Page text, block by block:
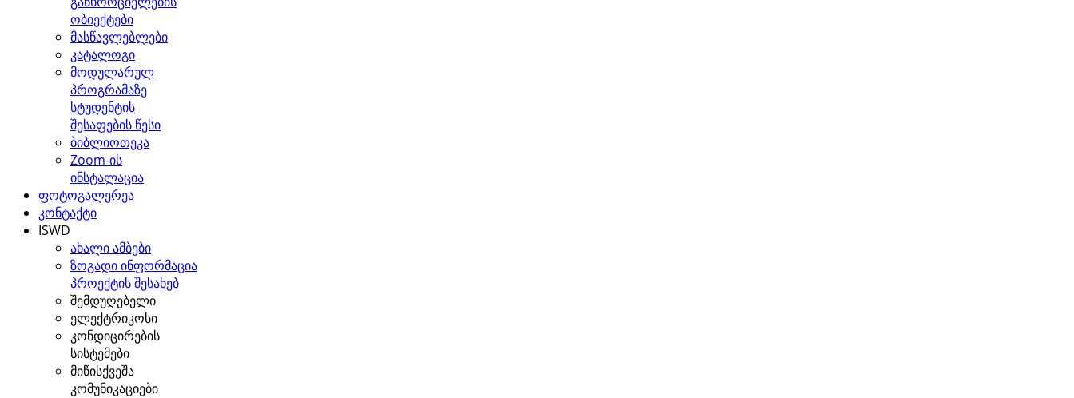
ობიექტები
მასწავლებლები
კატალოგი
მოდულარულ
პროგრამაზე
სტუდენტის
შესაფების წესი
ბიბლიოთეკა
Zoom-ის
ინსტალაცია
ფოტოგალერეა
კონტაქტი
ISWD
ახალი ამბები
ზოგადი ინფორმაცია
პროექტის შესახებ
შემდუღებელი
ელექტრიკოსი
კონდიცირების
სისტემები
მიწისქვეშა
კომუნიკაციები